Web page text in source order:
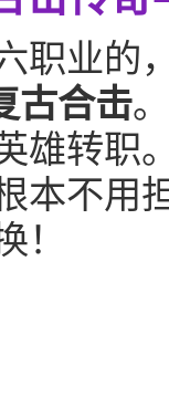
职业的
古合击。
雄转职
本不用